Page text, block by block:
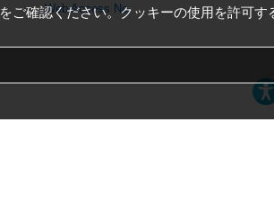
Web Access No.
をご確認ください。クッキーの使用を許可